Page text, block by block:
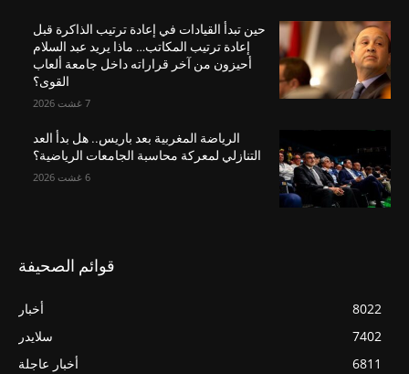
حين تبدأ القيادات في إعادة ترتيب الذاكرة قبل
إعادة ترتيب المكاتب… ماذا يريد عبد السلام
أحيزون من آخر قراراته داخل جامعة ألعاب
القوى؟
7 غشت 2026
الرياضة المغربية بعد باريس.. هل بدأ العد
التنازلي لمعركة محاسبة الجامعات الرياضية؟
6 غشت 2026
قوائم الصحيفة
أخبار
8022
سلايدر
7402
أخبار عاجلة
6811